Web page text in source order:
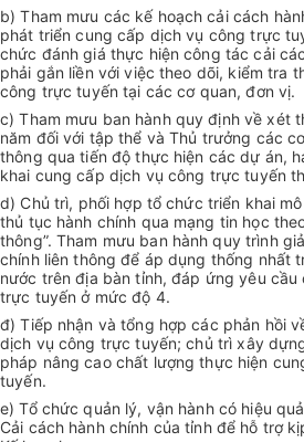
b) Tham mưu các kế hoạch cải cách
phát triển cung cấp dịch vụ công trực
chức đánh giá thực hiện công tác cải
phải gắn liền với việc theo dõi, kiểm tra
công trực tuyến tại các cơ quan, đơn vị.
c) Tham mưu ban hành quy định về xét
năm đối với tập thể và Thủ trưởng các
thông qua tiến độ thực hiện các dự án,
khai cung cấp dịch vụ công trực tuyến
d) Chủ trì, phối hợp tổ chức triển khai
thủ tục hành chính qua mạng tin học
thông”. Tham mưu ban hành quy trình
chính liên thông để áp dụng thống nhất
nước trên địa bàn tỉnh, đáp ứng yêu
trực tuyến ở mức độ 4.
đ) Tiếp nhận và tổng hợp các phản hồi
dịch vụ công trực tuyến; chủ trì xây
pháp nâng cao chất lượng thực hiện
tuyến.
e) Tổ chức quản lý, vận hành có hiệu
Cải cách hành chính của tỉnh để hỗ trợ